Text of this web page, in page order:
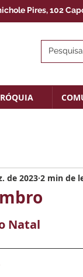
Pires, 102
de 2023 2 min de
Natal